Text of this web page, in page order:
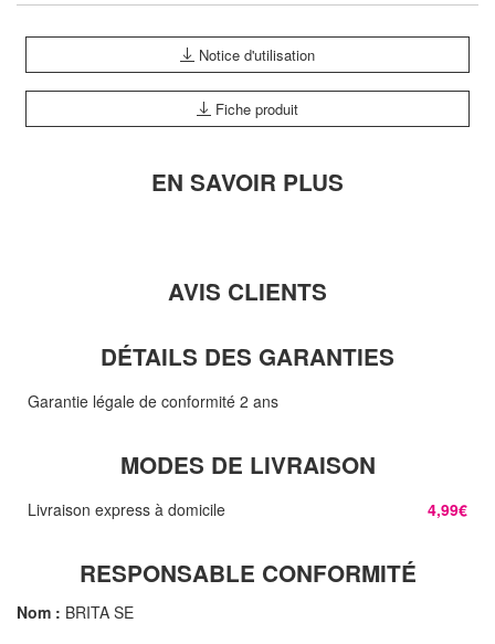
Notice d'utilisation
Fiche produit
EN SAVOIR PLUS
AVIS CLIENTS
DÉTAILS DES GARANTIES
Garantie légale de conformité 2 ans
MODES DE LIVRAISON
Livraison express à domicile 4,99€
RESPONSABLE CONFORMITÉ
Nom : BRITA SE